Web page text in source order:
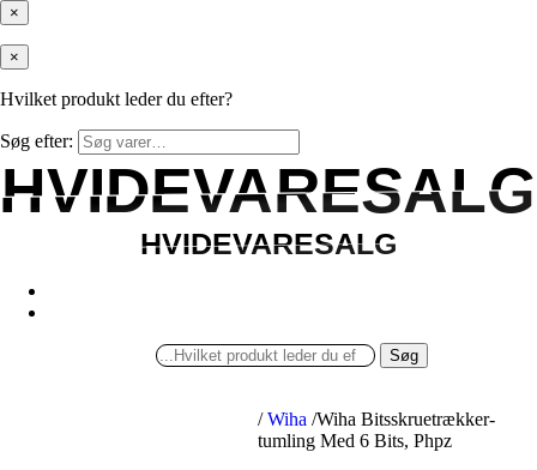
×
×
Hvilket produkt leder du efter?
Søg efter:
HVIDEVARESALG
HVIDEVARESALG
HVIDEVARESALG
HVIDEVARESALG
Søg
/ Wiha /Wiha Bitsskruetrækker-
tumling Med 6 Bits, Phpz